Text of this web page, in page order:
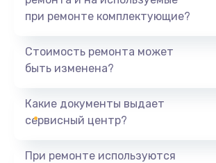
при ремонте комплектующие?
Стоимость ремонта может
быть изменена?
Какие документы выдает
сервисный центр?
При ремонте используются